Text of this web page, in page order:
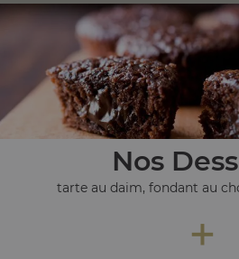
Nos
tarte au daim, fondant au
+